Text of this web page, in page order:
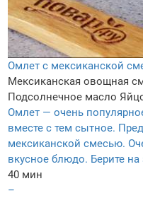
Омлет с мексиканской
Мексиканская овощная
Подсолнечное масло
Омлет — очень
вместе с тем сытное.
мексиканской смесью.
вкусное блюдо. Берите на
40 мин
–